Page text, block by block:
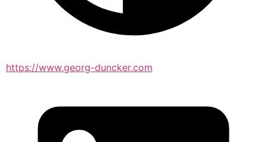
https://www.georg-duncker.com